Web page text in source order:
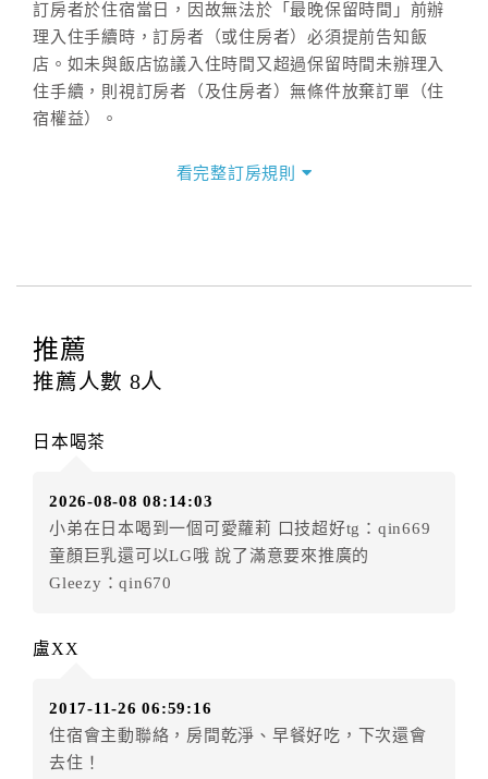
訂房者於住宿當日，因故無法於「最晚保留時間」前辦
理入住手續時，訂房者（或住房者）必須提前告知飯
店。如未與飯店協議入住時間又超過保留時間未辦理入
住手續，則視訂房者（及住房者）無條件放棄訂單（住
宿權益）。
四、訂單異動
提出申辦不得異動訂單。
每筆訂單異動限定
辦理取消退款。
房者應補足差額。（限原訂飯店）
房者不得要求退其差額。（限原訂飯店）
五、保留住宿權益(保留住房)
．訂房者因故辦理訂單異動，本飯店可接受
．訂房者使用「保留住宿金額」時，請注意！為避免飯
件放棄訂單（住宿權益）。 （限原訂飯店使用）
．每筆訂單異動限定乙次，限原訂飯店，異動完成後不
得辦理取消退款。
看完整訂房規則
推薦
推薦人數 8人
日本喝茶
2026-08-08 08:14:03
小弟在日本喝到一個可愛蘿莉 口技超好tg：qin669
童顏巨乳還可以LG哦 說了滿意要來推廣的
Gleezy：qin670
盧XX
2017-11-26 06:59:16
住宿會主動聯絡，房間乾淨、早餐好吃，下次還會
去住！